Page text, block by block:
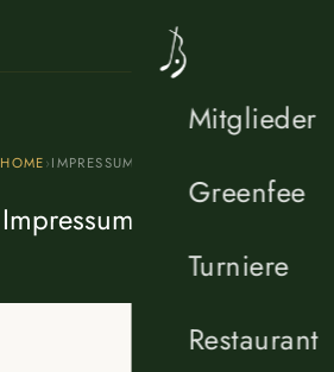
Mitglieder
Greenfee
Turniere
Restaurant
HOME›IMPRESSUM
Impressum